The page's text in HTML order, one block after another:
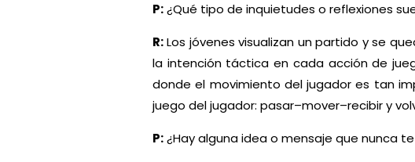
P:¿Qué tipo de inquietudes o reflexiones
R:Los jóvenes visualizan un partido y se
la intención táctica en cada acción de
donde el movimiento del jugador es tan
juego del jugador: pasar–mover–recibir y
P:¿Hay alguna idea o mensaje que nunca